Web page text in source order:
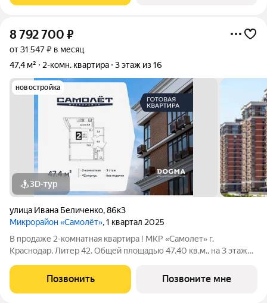
8 792 700 ₽
от 31 547 ₽ в месяц
47,4 м²
2-комн. квартира 3 этаж из 16
новостройка
3D-тур
улица Ивана Беличенко,86к3
Микрорайон «Самолёт», 1 квартал 2025
В продаже 2-комнатная квартира ! МКР «Самолет» г.
Краснодар, Литер 42. Общей площадью 47.40 кв.м., на 3 этаже.
расположен на северо-западе Краснодара, в районе Западного
Обхода. Микрорайон
Позвонить Позвоните мне